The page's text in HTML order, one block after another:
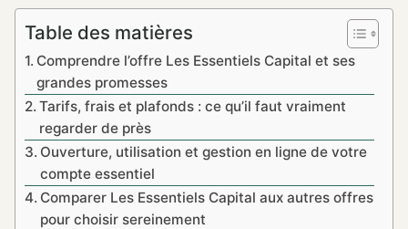
Table des matières
Comprendre l’offre Les Essentiels Capital et ses
grandes promesses
Tarifs, frais et plafonds : ce qu’il faut vraiment
regarder de près
Ouverture, utilisation et gestion en ligne de votre
compte essentiel
Comparer Les Essentiels Capital aux autres offres
pour choisir sereinement